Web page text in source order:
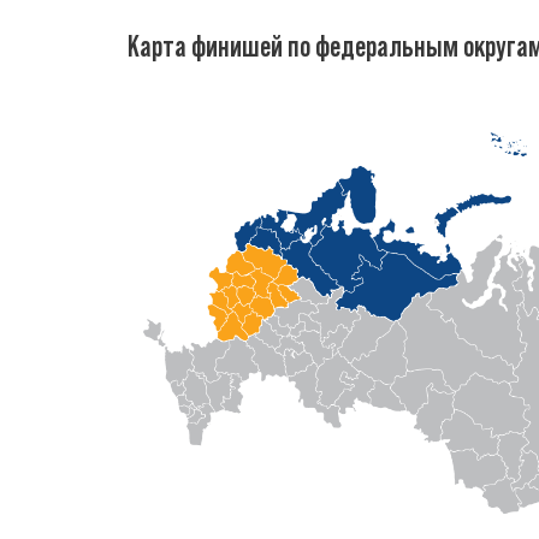
Карта финишей по федеральным